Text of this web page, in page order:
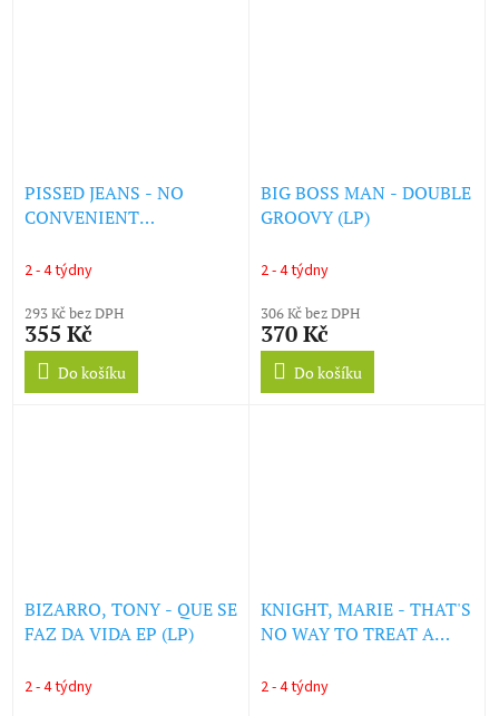
PISSED JEANS - NO
CONVENIENT
2 - 4 týdny
293 Kč bez DPH
355 Kč
Do košíku
BIG BOSS MAN - DOUBLE
GROOVY (LP)
2 - 4 týdny
306 Kč bez DPH
370 Kč
Do košíku
BIZARRO, TONY - QUE SE
FAZ DA VIDA EP (LP)
2 - 4 týdny
KNIGHT, MARIE - THAT'S
NO WAY TO TREAT A
2 - 4 týdny